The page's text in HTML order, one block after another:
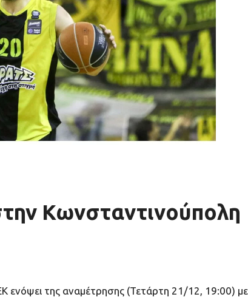
Κωνσταντινούπολη
της αναμέτρησης (Τετάρτη 21/12, 19:00)